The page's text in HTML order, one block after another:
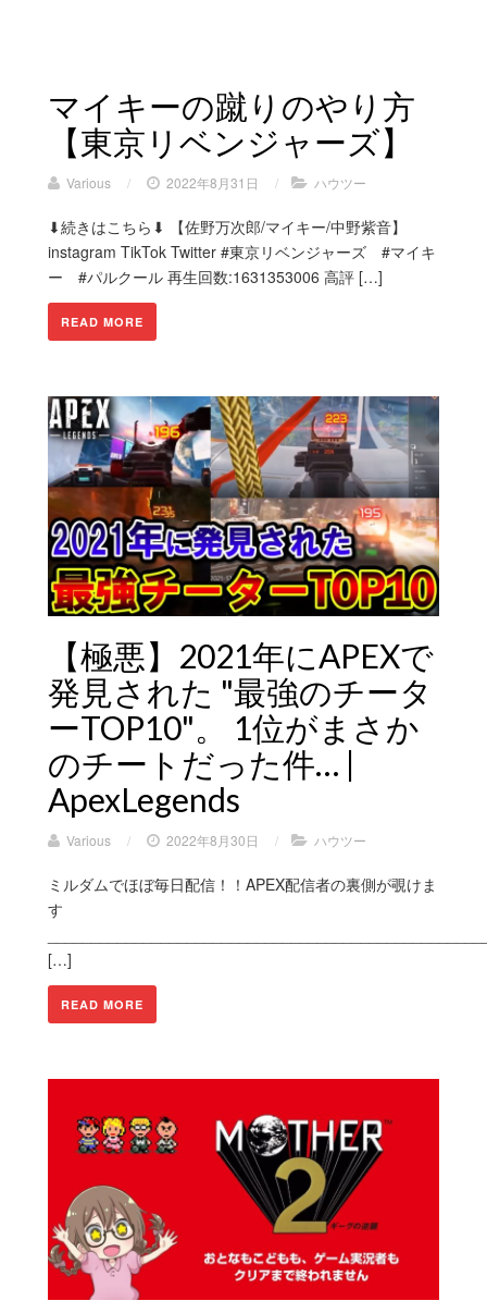
マイキーの蹴りのやり方
【東京リベンジャーズ】
Various / 2022年8月31日 / ハウツー
⬇︎続きはこちら⬇︎ 【佐野万次郎/マイキー/中野紫音】
instagram TikTok Twitter #東京リベンジャーズ #マイキ
ー #パルクール 再生回数:1631353006 高評 […]
READ MORE
【極悪】2021年にAPEXで
発見された "最強のチータ
ーTOP10"。 1位がまさか
のチートだった件… |
ApexLegends
Various / 2022年8月30日 / ハウツー
ミルダムでほぼ毎日配信！！APEX配信者の裏側が覗けま
す
[…]
READ MORE